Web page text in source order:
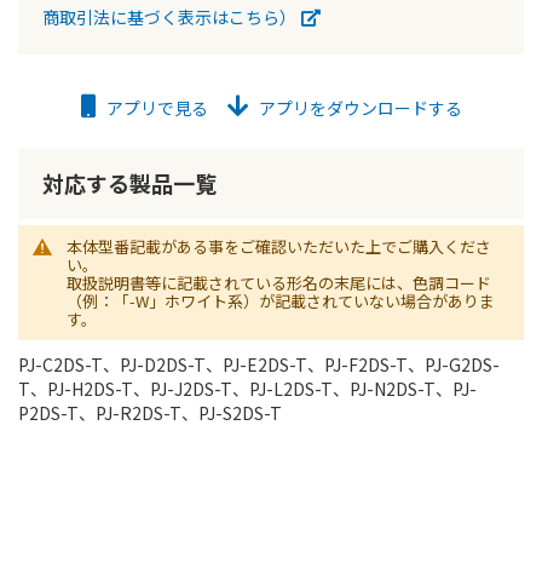
商取引法に基づく表示はこちら）
アプリで見る アプリをダウンロードする
対応する製品一覧
本体型番記載がある事をご確認いただいた上でご購入くださ
い。
取扱説明書等に記載されている形名の末尾には、色調コード
（例：「-W」ホワイト系）が記載されていない場合がありま
す。
PJ-C2DS-T、PJ-D2DS-T、PJ-E2DS-T、PJ-F2DS-T、PJ-G2DS-
T、PJ-H2DS-T、PJ-J2DS-T、PJ-L2DS-T、PJ-N2DS-T、PJ-
P2DS-T、PJ-R2DS-T、PJ-S2DS-T